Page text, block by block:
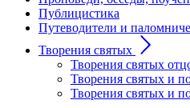
Публицистика
Путеводители и
Творения святых
Творения святых
Творения святых и
Творения святых и